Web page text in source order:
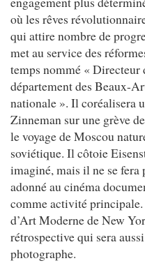
où les rêves
qui attire nombre de
met au service des
temps nommé « Directeur
département des Beaux-
nationale ». Il coréalisera
Zinneman sur une grève
le voyage de Moscou
soviétique. Il côtoie
imaginé, mais il ne se fera
adonné au cinéma
comme activité
d’Art Moderne de New
rétrospective qui sera
photographe.